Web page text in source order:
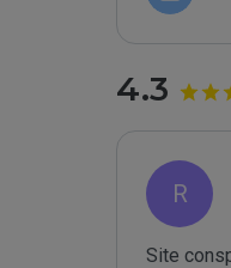
4.3
R
Site